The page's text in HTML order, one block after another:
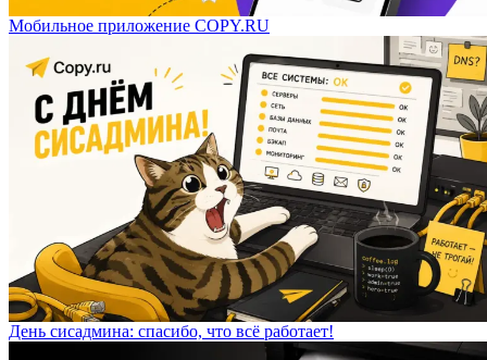
Мобильное приложение COPY.RU
День сисадмина: спасибо, что всё работает!